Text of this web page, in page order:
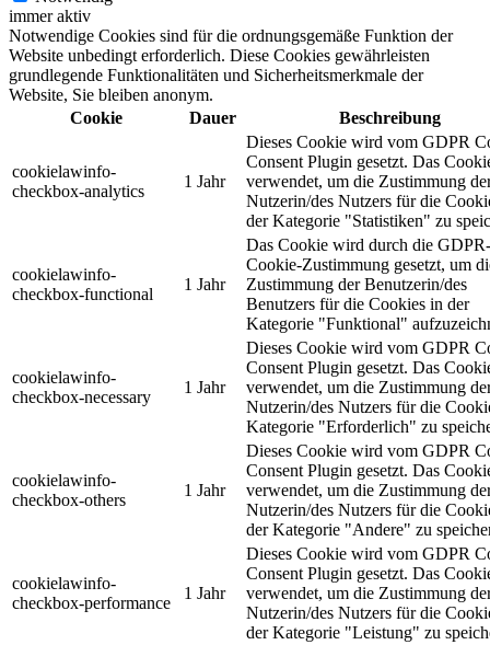
immer aktiv
Notwendige Cookies sind für die ordnungsgemäße Funktion der
Website unbedingt erforderlich. Diese Cookies gewährleisten
grundlegende Funktionalitäten und Sicherheitsmerkmale der
Website, Sie bleiben anonym.
Cookie
Dauer Beschreibung
cookielawinfo-
checkbox-analytics
1 Jahr
Dieses Cookie wird vom GDPR
Consent Plugin gesetzt. Das
verwendet, um die Zustimmung
Nutzerin/des Nutzers für die
der Kategorie "Statistiken" zu
cookielawinfo-
checkbox-functional
1 Jahr
Das Cookie wird durch die GDPR-
Cookie-Zustimmung gesetzt, um
Zustimmung der Benutzerin/des
Benutzers für die Cookies in der
Kategorie "Funktional"
cookielawinfo-
checkbox-necessary
1 Jahr
Dieses Cookie wird vom GDPR
Consent Plugin gesetzt. Das
verwendet, um die Zustimmung
Nutzerin/des Nutzers für die
Kategorie "Erforderlich" zu
cookielawinfo-
checkbox-others
1 Jahr
Dieses Cookie wird vom GDPR
Consent Plugin gesetzt. Das
verwendet, um die Zustimmung
Nutzerin/des Nutzers für die
der Kategorie "Andere" zu
cookielawinfo-
checkbox-performance
1 Jahr
Dieses Cookie wird vom GDPR
Consent Plugin gesetzt. Das
verwendet, um die Zustimmung
Nutzerin/des Nutzers für die
der Kategorie "Leistung" zu